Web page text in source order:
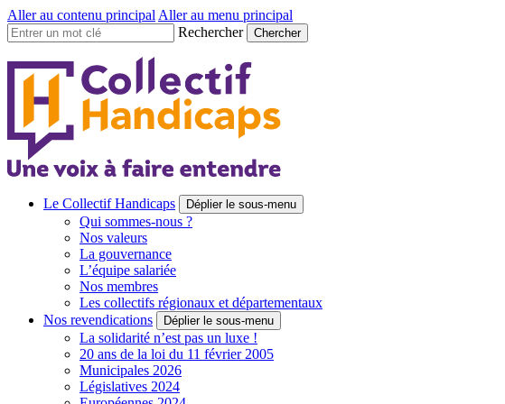
Aller au contenu principal Aller au menu principal
Rechercher
Une
Le Collectif Handicaps Déplier le sous-menu
Qui sommes-nous ?
Nos valeurs
La gouvernance
L’équipe salariée
Nos membres
Les collectifs régionaux et départementaux
Nos revendications
Déplier le sous-menu
La solidarité n’est pas un luxe !
20 ans de la loi du 11 février 2005
Municipales 2026
Législatives 2024